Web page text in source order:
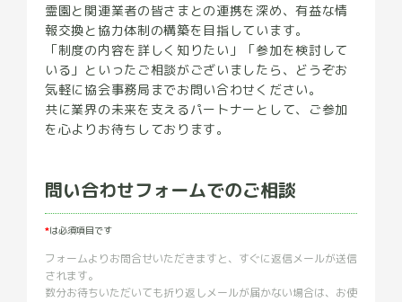
霊園と関連業者の皆さまとの連携を深め、有益な情
報交換と協力体制の構築を目指しています。
「制度の内容を詳しく知りたい」「参加を検討して
いる」といったご相談がございましたら、どうぞお
気軽に協会事務局までお問い合わせください。
共に業界の未来を支えるパートナーとして、ご参加
を心よりお待ちしております。
問い合わせフォームでのご相談
*は必須項目です
フォームよりお問合せいただきますと、すぐに返信メールが送信
されます。
数分お待ちいただいても折り返しメールが届かない場合は、お使